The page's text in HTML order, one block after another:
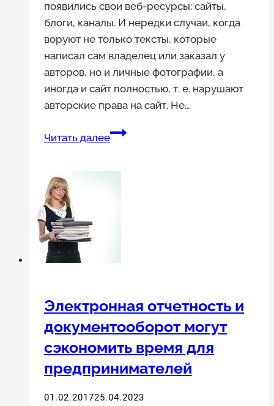
появились свои веб-ресурсы: сайты,
блоги, каналы. И нередки случаи, когда
воруют не только тексты, которые
написал сам владелец или заказал у
авторов, но и личные фотографии, а
иногда и сайт полностью, т. е. нарушают
авторские права на сайт. Не…
Читать далееНотариальное
права
Электронная отчетность и
документооборот могут
сэкономить время для
предпринимателей
01.02.201725.04.2023